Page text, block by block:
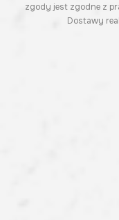
zgody jest zgodne z
Dostawy